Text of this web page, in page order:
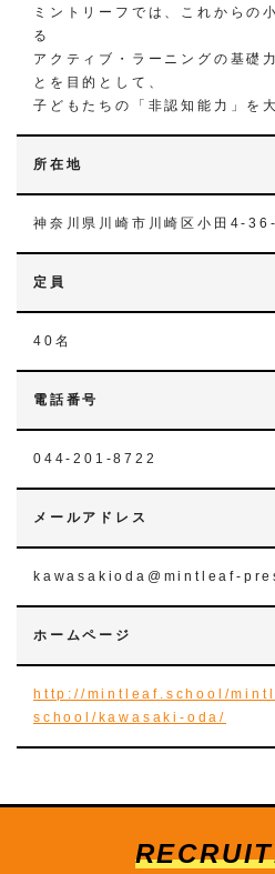
ミントリーフでは、これからの
る
アクティブ・ラーニングの基礎
とを目的として、
子どもたちの「非認知能力」を
所在地
神奈川県川崎市川崎区小田4-
定員
40名
電話番号
044-201-8722
メールアドレス
kawasakioda@mintleaf-
ホームページ
http://mintleaf.school/
school/kawasaki-oda/